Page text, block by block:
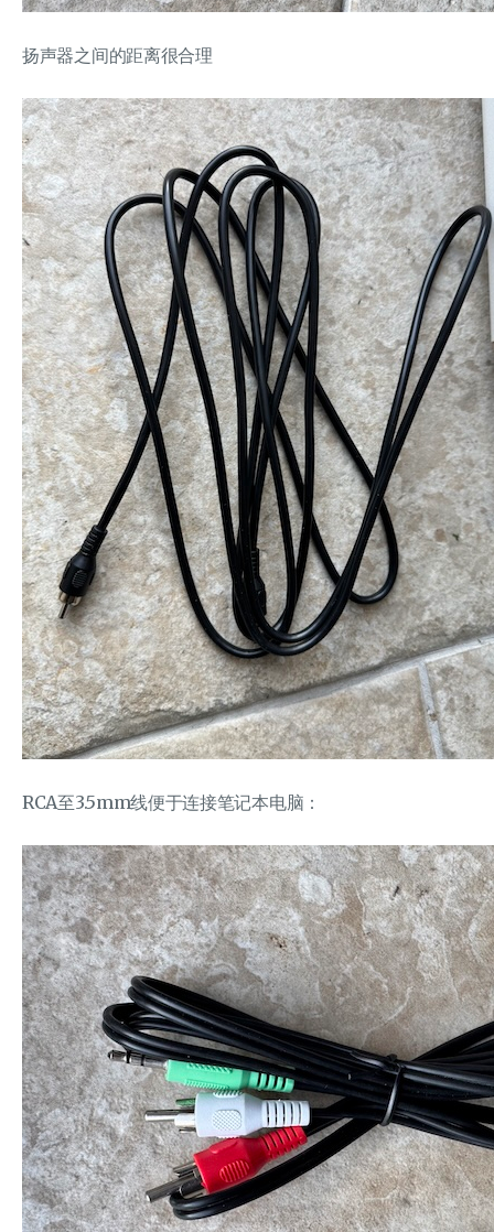
扬声器之间的距离很合理
RCA至3.5mm线便于连接笔记本电脑：